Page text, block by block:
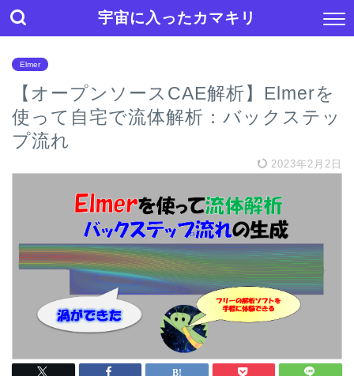
宇宙に入ったカマキリ
Elmer
【オープンソースCAE解析】Elmerを
使って自宅で流体解析：バックステッ
プ流れ
2023年2月2日